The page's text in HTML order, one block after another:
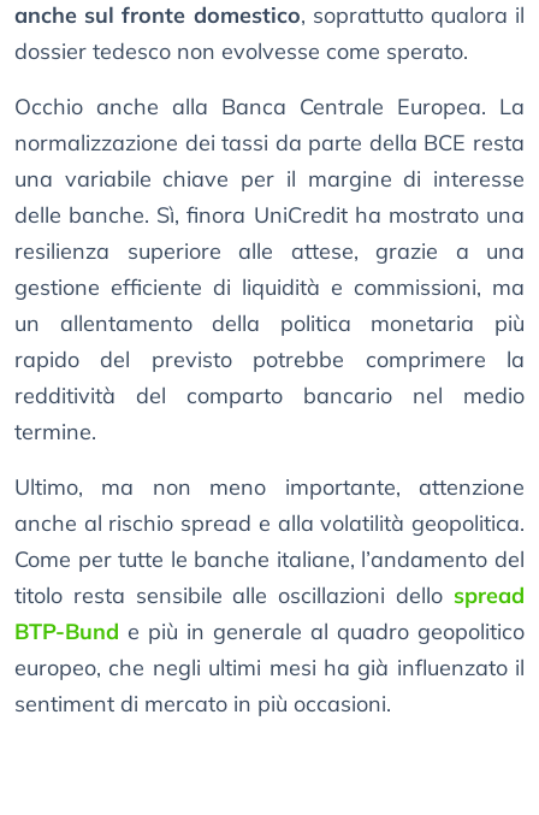
anche sul fronte domestico, soprattutto qualora il
dossier tedesco non evolvesse come sperato.
Occhio anche alla Banca Centrale Europea. La
normalizzazione dei tassi da parte della BCE resta
una variabile chiave per il margine di interesse
delle banche. Sì, finora UniCredit ha mostrato una
resilienza superiore alle attese, grazie a una
gestione efficiente di liquidità e commissioni, ma
un allentamento della politica monetaria più
rapido del previsto potrebbe comprimere la
redditività del comparto bancario nel medio
termine.
Ultimo, ma non meno importante, attenzione
anche al rischio spread e alla volatilità geopolitica.
Come per tutte le banche italiane, l’andamento del
titolo resta sensibile alle oscillazioni dello spread
BTP-Bund e più in generale al quadro geopolitico
europeo, che negli ultimi mesi ha già influenzato il
sentiment di mercato in più occasioni.